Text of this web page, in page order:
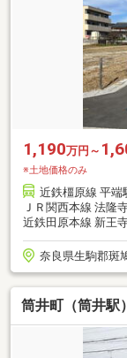
1,190万円～
※土地価格のみ
近鉄橿原線 平端
ＪＲ関西本線 法隆
近鉄田原本線 新王
奈良県生駒郡斑
筒井町（筒井駅